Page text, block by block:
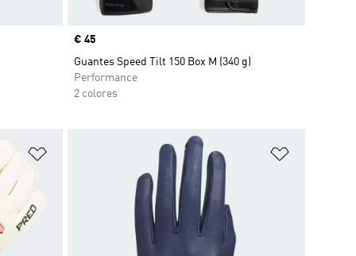
Precio
€ 45
Guantes Speed Tilt 150 Box M (340 g)
Performance
2 colores
Añadir a la lista de deseos